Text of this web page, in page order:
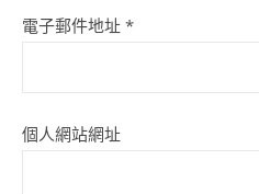
電子郵件地址 *
個人網站網址